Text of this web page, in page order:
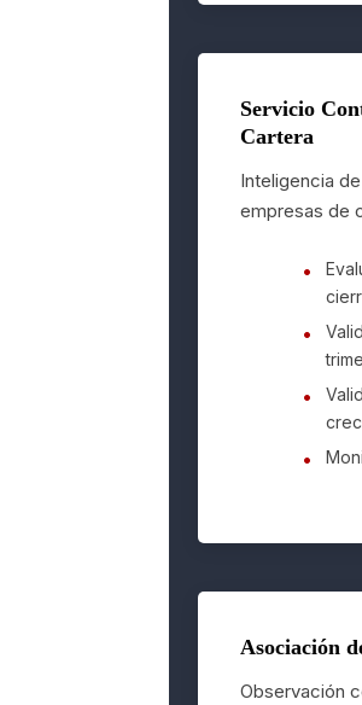
Servicio
Cartera
Inteligencia
empresas de
Asociación
Observación